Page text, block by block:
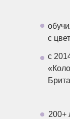
с
с
200+